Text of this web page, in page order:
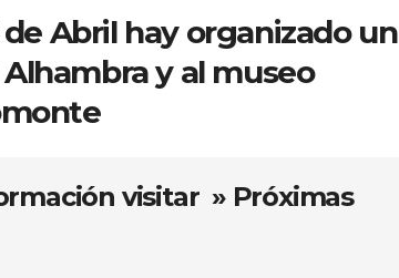
de Abril hay organizado un
y al museo
visitar » Próximas